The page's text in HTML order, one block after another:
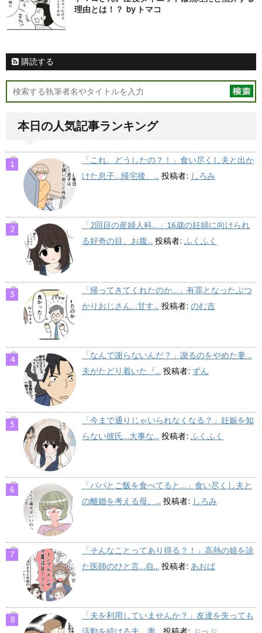
理由とは！？ by トマコ
購読する
本日の人気記事ランキング
「これ、どうしたの？！」食い尽くし夫と出か
けた息子…帰宅後、... 投稿者: しろみ
「2回目の産婦人科…」16歳の妊婦に向けられ
る好奇の目。お腹... 投稿者: ふくふく
「帰ってきてくれたのか…」有罪となったぶつ
かりおじさん…甘す... 投稿者: のむ吉
「なんで謝らないんだ？」謝るのをやめた妻…
夫がたどり着いた『... 投稿者: ずん
「今まで通りじゃいられなくなる？」妊娠を知
らない彼氏…大事な... 投稿者: ふくふく
「パパとご飯を食べてると…」食い尽くし夫と
の離婚を考える母、... 投稿者: しろみ
「そんなことってあり得る？！」高熱の娘を診
た医師のひと言…自... 投稿者: あおば
「夫を利用していませんか？」友達を失っても